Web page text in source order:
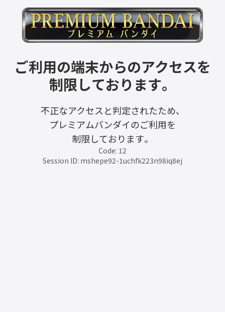
ご利用の端末からのアクセスを
制限しております。
不正なアクセスと判定されたため、
プレミアムバンダイのご利用を
制限しております。
Code: 12
Session ID: mshepe92-1uchfk223n98iq8ej